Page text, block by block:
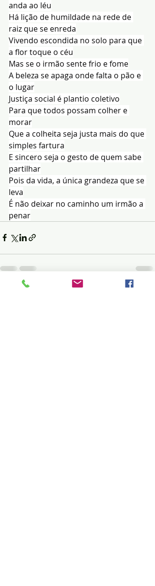
anda ao léu
Há lição de humildade na rede de
raiz que se enreda
Vivendo escondida no solo para que
a flor toque o céu
Mas se o irmão sente frio e fome
A beleza se apaga onde falta o pão e
o lugar
Justiça social é plantio coletivo
Para que todos possam colher e
morar
Que a colheita seja justa mais do que
simples fartura
E sincero seja o gesto de quem sabe
partilhar
Pois da vida, a única grandeza que se
leva
É não deixar no caminho um irmão a
penar